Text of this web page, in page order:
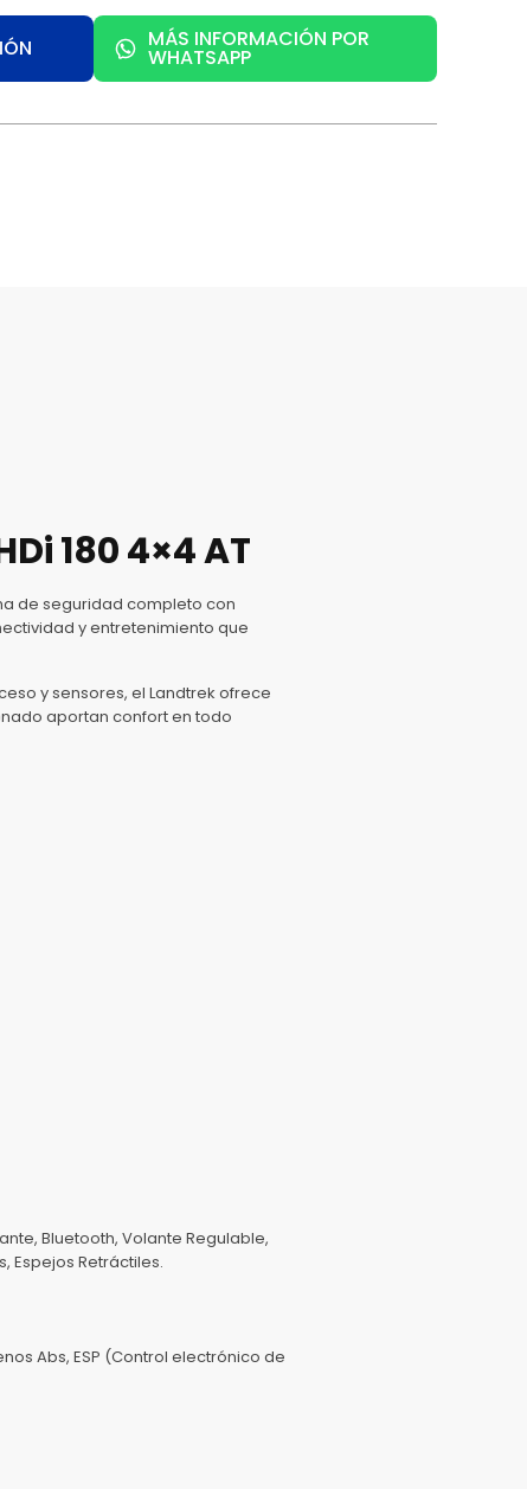
MÁS INFORMACIÓN POR
WHATSAPP
180 4×4 AT
de seguridad completo con
y entretenimiento que
y sensores, el Landtrek ofrece
aportan confort en todo
Bluetooth, Volante Regulable,
Espejos Retráctiles.
Abs, ESP (Control electrónico de